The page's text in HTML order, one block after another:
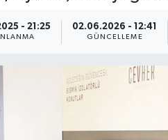
- 21:25 02.06.2026 - 12:41
GÜNCELLEME